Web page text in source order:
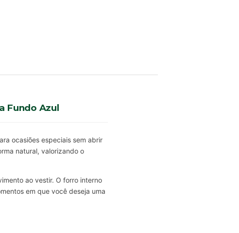
Fundo Azul
ocasiões especiais sem abrir
natural, valorizando o
ao vestir. O forro interno
em que você deseja uma